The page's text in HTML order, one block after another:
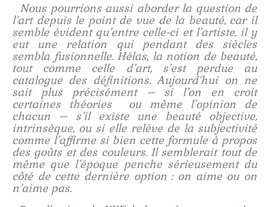
Nous pourrions aussi aborder la question de
l’art depuis le point de vue de la beauté, car il
semble évident qu’entre celle-ci et l’artiste, il y
eut une relation qui pendant des siècles
sembla fusionnelle. Hélas, la notion de beauté,
tout comme celle d’art, s’est perdue au
catalogue des définitions. Aujourd’hui on ne
sait plus précisément – si l’on en croit
certaines théories ou même l’opinion de
chacun – s’il existe une beauté objective,
intrinsèque, ou si elle relève de la subjectivité
comme l’affirme si bien cette formule à propos
des goûts et des couleurs. Il semblerait tout de
même que l’époque penche sérieusement du
côté de cette dernière option : on aime ou on
n’aime pas.